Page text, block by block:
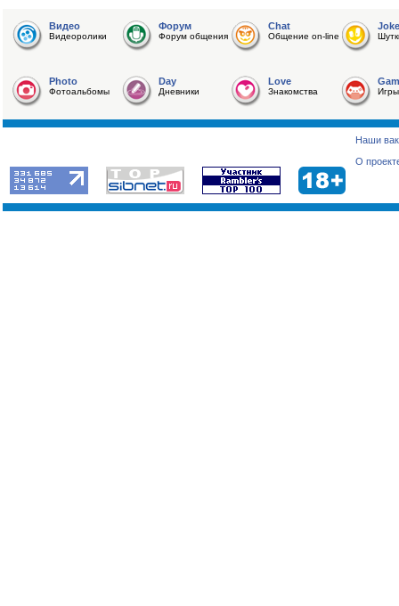
Видео
Видеоролики
Форум
Форум общения
Chat
Общение on-line
Joke
Photo
Фотоальбомы
Day
Дневники
Love
Знакомства Игры
Наши
О